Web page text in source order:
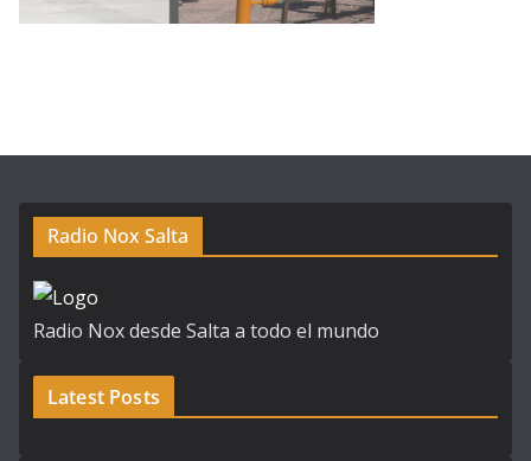
Radio Nox Salta
Radio Nox desde Salta a todo el mundo
Latest Posts